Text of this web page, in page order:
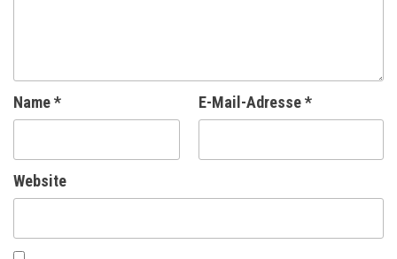
Name* E-Mail-Adresse*
Website